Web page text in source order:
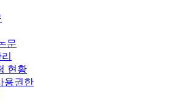
문
현황
용권한